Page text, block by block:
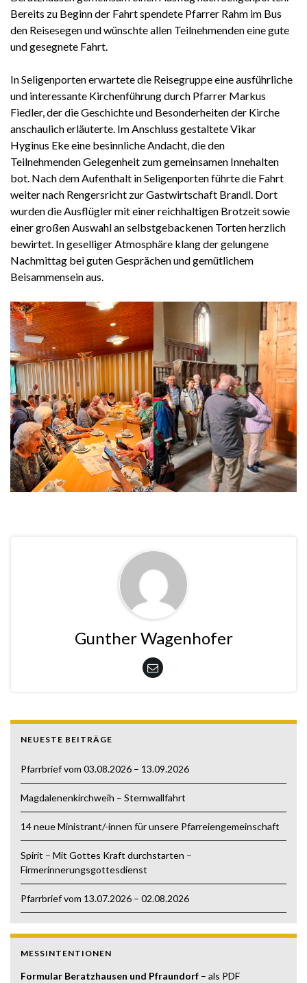
Bereits zu Beginn der Fahrt spendete Pfarrer Rahm im Bus
den Reisesegen und wünschte allen Teilnehmenden eine gute
und gesegnete Fahrt.
In Seligenporten erwartete die Reisegruppe eine ausführliche
und interessante Kirchenführung durch Pfarrer Markus
Fiedler, der die Geschichte und Besonderheiten der Kirche
anschaulich erläuterte. Im Anschluss gestaltete Vikar
Hyginus Eke eine besinnliche Andacht, die den
Teilnehmenden Gelegenheit zum gemeinsamen Innehalten
bot. Nach dem Aufenthalt in Seligenporten führte die Fahrt
weiter nach Rengersricht zur Gastwirtschaft Brandl. Dort
wurden die Ausflügler mit einer reichhaltigen Brotzeit sowie
einer großen Auswahl an selbstgebackenen Torten herzlich
bewirtet. In geselliger Atmosphäre klang der gelungene
Nachmittag bei guten Gesprächen und gemütlichem
Beisammensein aus.
Gunther Wagenhofer
NEUESTE BEITRÄGE
Pfarrbrief vom 03.08.2026 – 13.09.2026
Magdalenenkirchweih – Sternwallfahrt
14 neue Ministrant/-innen für unsere Pfarreiengemeinschaft
Spirit – Mit Gottes Kraft durchstarten –
Firmerinnerungsgottesdienst
Pfarrbrief vom 13.07.2026 – 02.08.2026
MESSINTENTIONEN
Formular Beratzhausen und Pfraundorf – als PDF